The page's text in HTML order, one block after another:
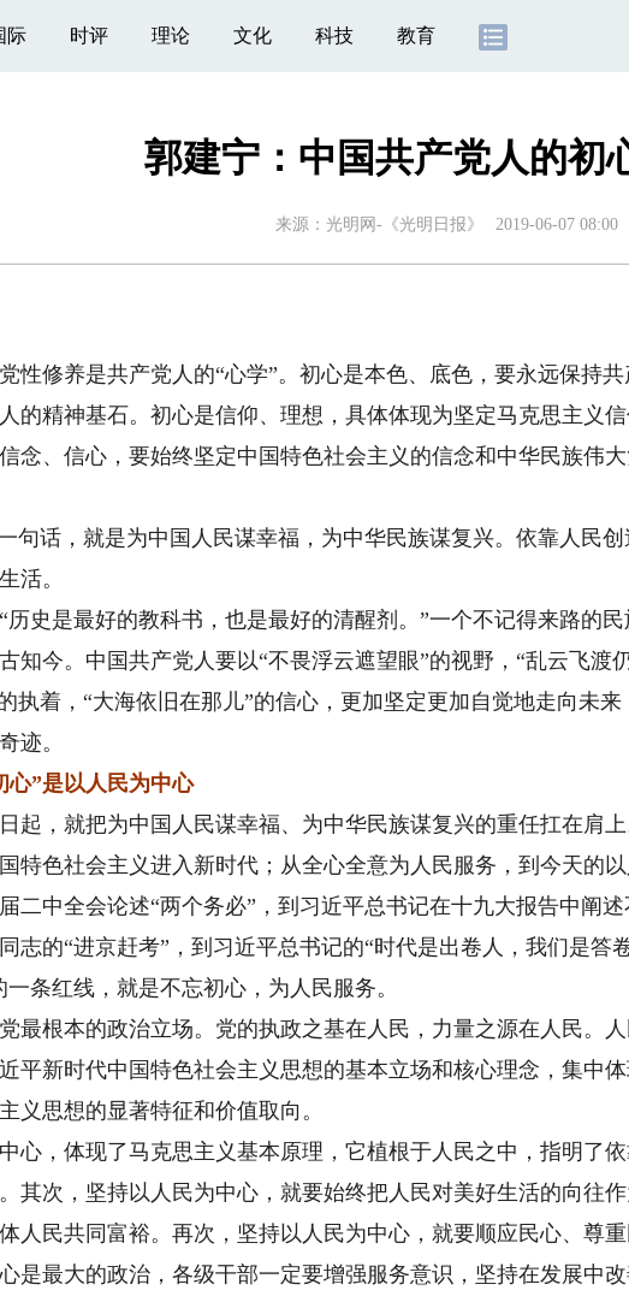
际 时评 理论 文化 科技 教育
郭建宁：中国共产党人的初
来源： 光明网-《光明日报》 2019-06-07 08:00
修养是共产党人的“心学”。初心是本色、底色，要永远保持共
的精神基石。初心是信仰、理想，具体体现为坚定马克思主义
念、信心，要始终坚定中国特色社会主义的信念和中华民族伟
话，就是为中国人民谋幸福，为中华民族谋复兴。依靠人民创
活。
是最好的教科书，也是最好的清醒剂。”一个不记得来路的民
知今。中国共产党人要以“不畏浮云遮望眼”的视野，“乱云飞渡
执着，“大海依旧在那儿”的信心，更加坚定更加自觉地走向未来
迹。
”是以人民为中心
，就把为中国人民谋幸福、为中华民族谋复兴的重任扛在肩上
特色社会主义进入新时代；从全心全意为人民服务，到今天的
二中全会论述“两个务必”，到习近平总书记在十九大报告中阐述
志的“进京赶考”，到习近平总书记的“时代是出卷人，我们是答
条红线，就是不忘初心，为人民服务。
根本的政治立场。党的执政之基在人民，力量之源在人民。人
平新时代中国特色社会主义思想的基本立场和核心理念，集中体
义思想的显著特征和价值取向。
，体现了马克思主义基本原理，它植根于人民之中，指明了依
其次，坚持以人民为中心，就要始终把人民对美好生活的向往
人民共同富裕。再次，坚持以人民为中心，就要顺应民心、尊重
是最大的政治，各级干部一定要增强服务意识，坚持在发展中